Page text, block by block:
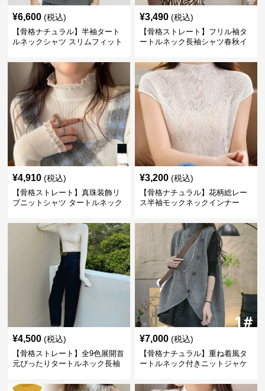
¥6,600 (税込)
【骨格ナチュラル】半袖タート
ルネックシャツ スリムフィット
¥3,490 (税込)
【骨格ストレート】フリル袖タ
ートルネック長袖シャツ春秋イ
¥4,910 (税込)
【骨格ストレート】真珠装飾リ
ブニットシャツ タートルネック
¥3,200 (税込)
【骨格ナチュラル】花柄総レー
ス半袖モックネックインナー
¥4,500 (税込)
【骨格ストレート】全9色展開首
元ぴったりタートルネック長袖
¥7,000 (税込)
【骨格ナチュラル】重ね着風タ
ートルネック付きニットジャケ